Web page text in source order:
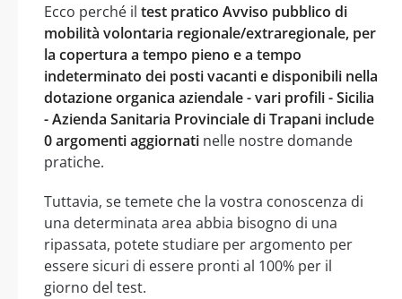
Ecco perché il test pratico Avviso pubblico di
mobilità volontaria regionale/extraregionale, per
la copertura a tempo pieno e a tempo
indeterminato dei posti vacanti e disponibili nella
dotazione organica aziendale - vari profili - Sicilia
- Azienda Sanitaria Provinciale di Trapani include
0 argomenti aggiornati nelle nostre domande
pratiche.
Tuttavia, se temete che la vostra conoscenza di
una determinata area abbia bisogno di una
ripassata, potete studiare per argomento per
essere sicuri di essere pronti al 100% per il
giorno del test.